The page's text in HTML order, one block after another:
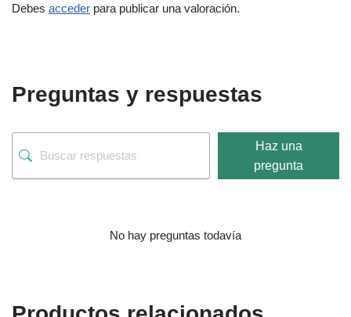
Debes acceder para publicar una valoración.
Preguntas y respuestas
Haz una
pregunta
No hay preguntas todavía